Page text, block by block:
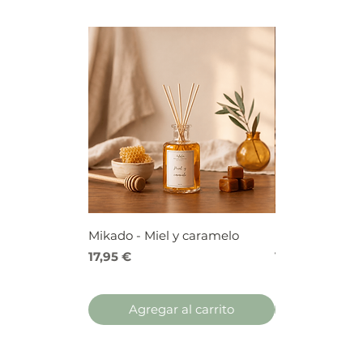
Mikado - Miel y caramelo
Precio
17,95 €
Agregar al carrito
Precio
17,95 €